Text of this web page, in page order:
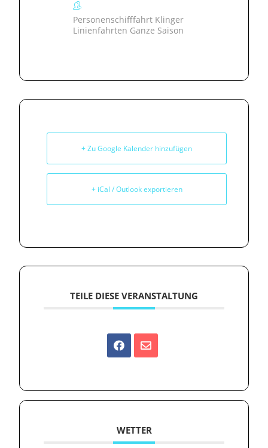
Personenschifffahrt Klinger
Linienfahrten Ganze Saison
+ Zu Google Kalender hinzufügen
+ iCal / Outlook exportieren
TEILE DIESE VERANSTALTUNG
WETTER